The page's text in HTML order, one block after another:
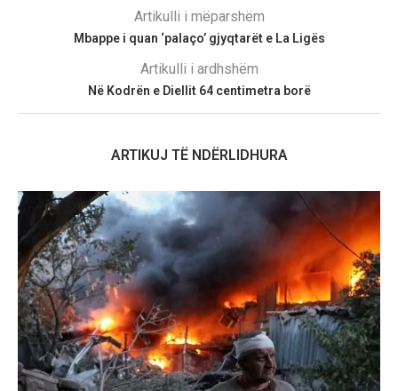
Artikulli i mëparshëm
Mbappe i quan ‘palaço’ gjyqtarët e La Ligës
Artikulli i ardhshëm
Në Kodrën e Diellit 64 centimetra borë
ARTIKUJ TË NDËRLIDHURA